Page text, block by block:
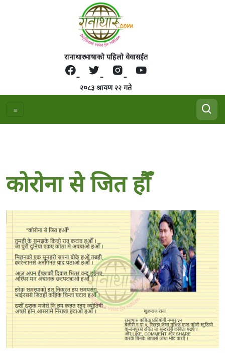
रानाथारु भाषाको पहिलो वेवासईत
२०८३ श्रावण २२ गते
काेराेना से जित हाैँ